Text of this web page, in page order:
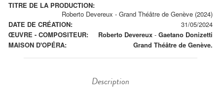
TITRE DE LA PRODUCTION:
Roberto Devereux - Grand Théâtre de Genève (2024)
DATE DE CRÉATION:
31/05/2024
ŒUVRE - COMPOSITEUR:
Roberto Devereux - Gaetano Donizetti
MAISON D'OPÉRA:
Grand Théâtre de Genève.
Description